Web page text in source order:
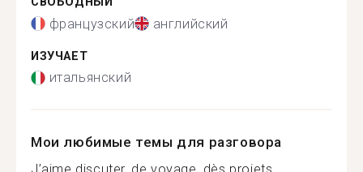
французский английский
ИЗУЧАЕТ
итальянский
Мои любимые темы для разговора